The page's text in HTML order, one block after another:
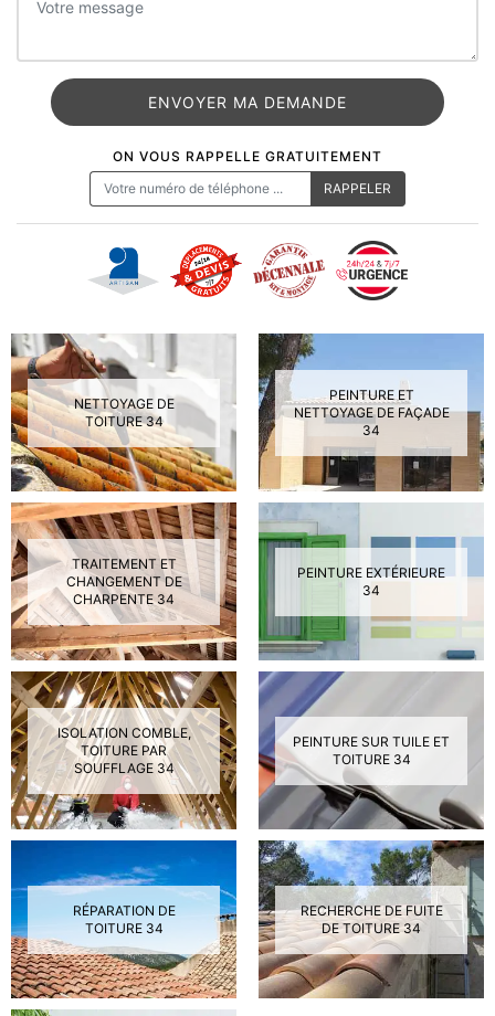
ON VOUS RAPPELLE GRATUITEMENT
NETTOYAGE DE
TOITURE 34
PEINTURE ET
NETTOYAGE DE FAÇADE
34
TRAITEMENT ET
CHANGEMENT DE
CHARPENTE 34
PEINTURE EXTÉRIEURE
34
ISOLATION COMBLE,
TOITURE PAR
SOUFFLAGE 34
PEINTURE SUR TUILE ET
TOITURE 34
RÉPARATION DE
TOITURE 34
RECHERCHE DE FUITE
DE TOITURE 34